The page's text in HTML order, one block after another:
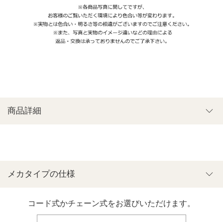
商品詳細
メカタイプの仕様
コード式かチェーン式をお選びいただけます。